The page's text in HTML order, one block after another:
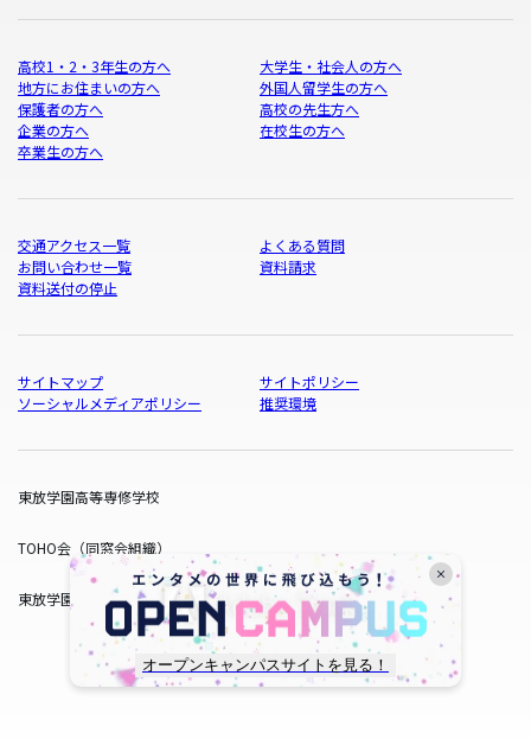
オープンキャンパスサイトを見る！
高校1・2・3年生の方へ
大学生・社会人の方へ
地方にお住まいの方へ
外国人留学生の方へ
保護者の方へ
高校の先生方へ
企業の方へ
在校生の方へ
卒業生の方へ
交通アクセス一覧
よくある質問
お問い合わせ一覧
資料請求
資料送付の停止
サイトマップ
サイトポリシー
ソーシャルメディアポリシー
推奨環境
東放学園高等専修学校
TOHO会（同窓会組織）
東放学園サービス
copyright © TOHO GAKUEN All Rights Reserved.